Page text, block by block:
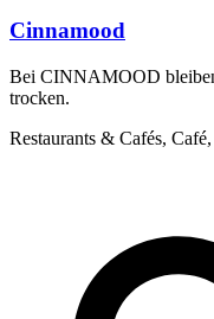
Cinnamood
Bei CINNAMOOD
trocken.
Restaurants & Cafés,